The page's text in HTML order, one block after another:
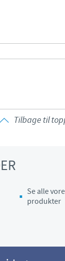
Tilbage til
Se alle
produkter